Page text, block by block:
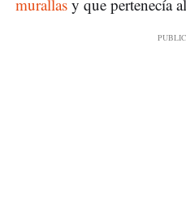
murallas y que pertenecía